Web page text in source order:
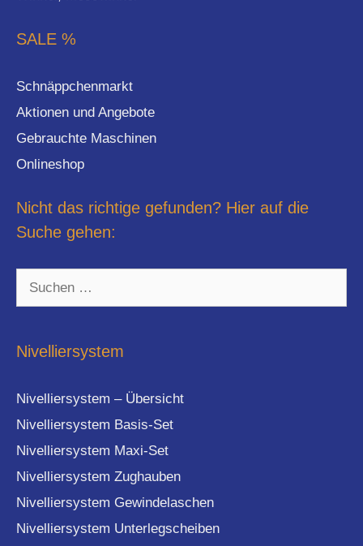
SALE %
Schnäppchenmarkt
Aktionen und Angebote
Gebrauchte Maschinen
Onlineshop
Nicht das richtige gefunden? Hier auf die
Suche gehen:
Nivelliersystem
Nivelliersystem – Übersicht
Nivelliersystem Basis-Set
Nivelliersystem Maxi-Set
Nivelliersystem Zughauben
Nivelliersystem Gewindelaschen
Nivelliersystem Unterlegscheiben